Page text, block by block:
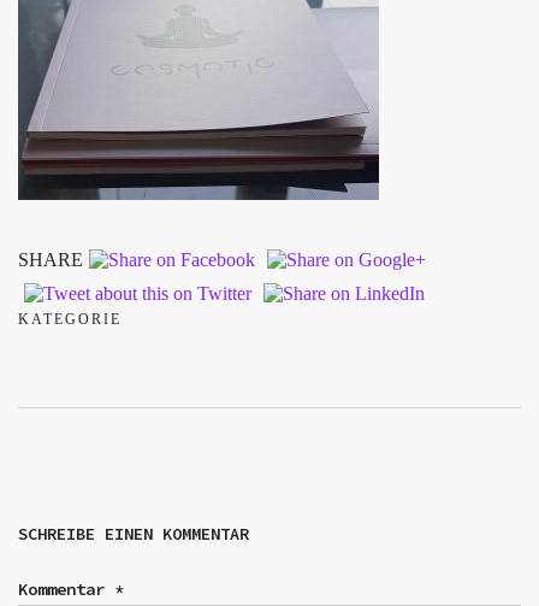
SHARE
KATEGORIE
SCHREIBE EINEN KOMMENTAR
Kommentar *